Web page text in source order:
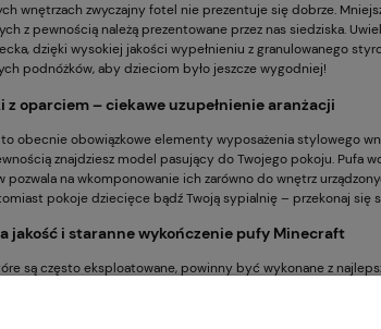
wnętrzach zwyczajny fotel nie prezentuje się dobrze.
z pewnością należą prezentowane przez nas siedziska.
dzięki wysokiej jakości wypełnieniu z granulowanego
podnóżków, aby dzieciom było jeszcze wygodniej!
z oparciem – ciekawe uzupełnienie aranżacji
obecnie obowiązkowe elementy wyposażenia stylowego
znajdziesz model pasujący do Twojego pokoju. Pufa
pozwala na wkomponowanie ich zarówno do wnętrz
pokoje dziecięce bądź Twoją sypialnię – przekonaj się
jakość i staranne wykończenie pufy Minecraft
są często eksploatowane, powinny być wykonane z